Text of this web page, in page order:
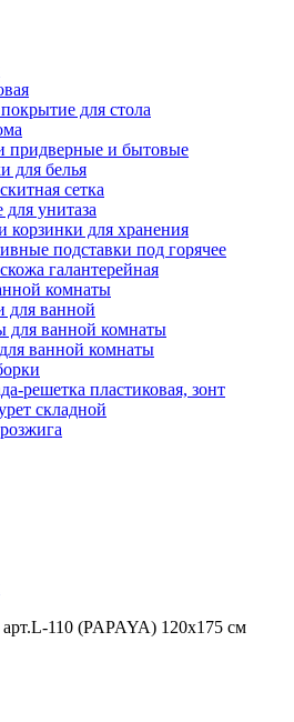
для стола
придверные и бытовые
для белья
сетка
унитаза
корзинки для хранения
подставки под горячее
галантерейная
комнаты
для ванной
для ванной комнаты
ванной комнаты
решетка пластиковая, зонт
складной
110 (PAPAYA) 120x175 cм